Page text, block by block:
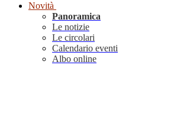
Novità
Panoramica
Le notizie
Le circolari
Calendario eventi
Albo online